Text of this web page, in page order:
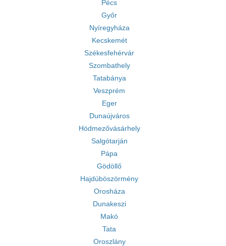
Pécs
Győr
Nyíregyháza
Kecskemét
Székesfehérvár
Szombathely
Tatabánya
Veszprém
Eger
Dunaújváros
Hódmezővásárhely
Salgótarján
Pápa
Gödöllő
Hajdúböszörmény
Orosháza
Dunakeszi
Makó
Tata
Oroszlány